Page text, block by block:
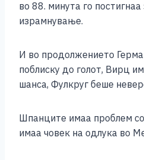
во 88. минута го
израмнување.
И во продолжението
поблиску до голот, Вирц
шанса, Фулкруг беше
Шпанците имаа проблем
имаа човек на одлука во